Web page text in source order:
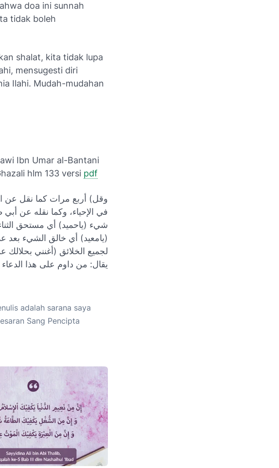
doa ini sunnah
tidak boleh
shalat, kita tidak lupa
mensugesti diri
Ilahi. Mudah-mudahan
Ibn Umar al-Bantani
hlm 133 versi pdf
وقل) أربع مرات كما نقل عن
في الإحياء، وكما نقله عن
شيء (ياحميد) أي مستحق
(يامعيد) أي خالق الشيء بعد
لجميع الخلائق (أغنني
يقال: من داوم على هذا
adalah sarana saya
Sang Pencipta